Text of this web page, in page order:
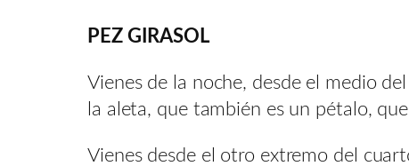
PEZ GIRASOL
Vienes de la noche, desde el medio
la aleta, que también es un pétalo,
Vienes desde el otro extremo del